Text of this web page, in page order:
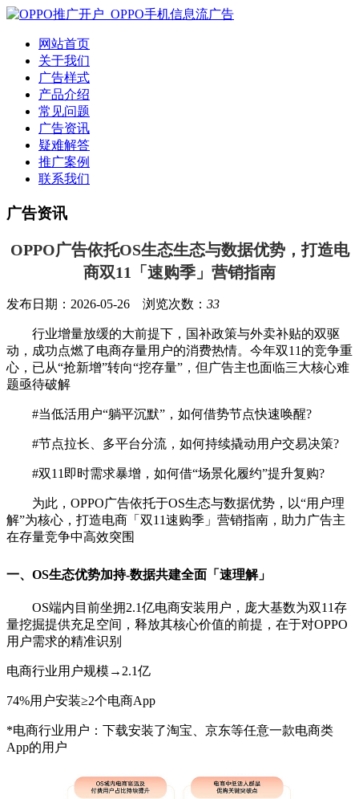
网站首页
关于我们
广告样式
产品介绍
常见问题
广告资讯
疑难解答
推广案例
联系我们
广告资讯
OPPO广告依托OS生态生态与数据优势，打造电
商双11「速购季」营销指南
发布日期：2026-05-26 浏览次数： 33
行业增量放缓的大前提下，国补政策与外卖补贴的双驱
动，成功点燃了电商存量用户的消费热情。今年双11的竞争重
心，已从“抢新增”转向“挖存量”，但广告主也面临三大核心难
题亟待破解
#当低活用户“躺平沉默”，如何借势节点快速唤醒?
#节点拉长、多平台分流，如何持续撬动用户交易决策?
#双11即时需求暴增，如何借“场景化履约”提升复购?
为此，OPPO广告依托于OS生态与数据优势，以“用户理
解”为核心，打造电商「双11速购季」营销指南，助力广告主
在存量竞争中高效突围
一、OS生态优势加持-数据共建全面「速理解」
OS端内目前坐拥2.1亿电商安装用户，庞大基数为双11存
量挖掘提供充足空间，释放其核心价值的前提，在于对OPPO
用户需求的精准识别
电商行业用户规模→2.1亿
74%用户安装≥2个电商App
*电商行业用户：下载安装了淘宝、京东等任意一款电商类
App的用户